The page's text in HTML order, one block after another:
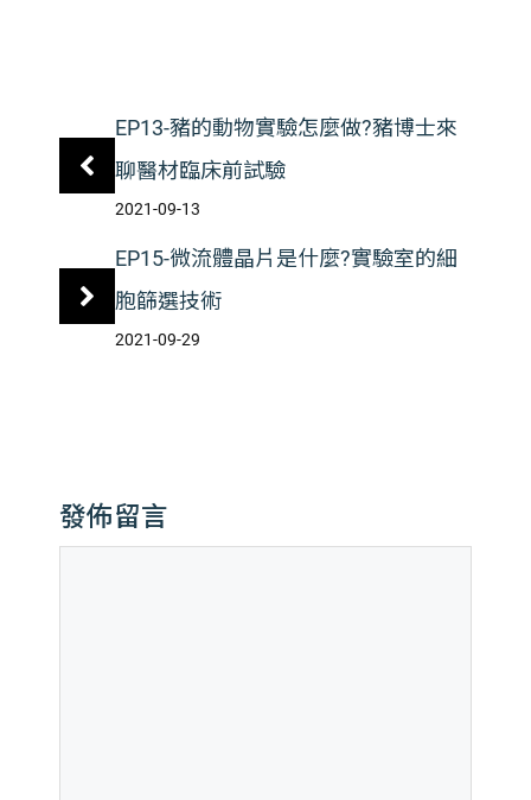
EP13-豬的動物實驗怎麼做?豬博士來
聊醫材臨床前試驗
2021-09-13
EP15-微流體晶片是什麼?實驗室的細
胞篩選技術
2021-09-29
發佈留言